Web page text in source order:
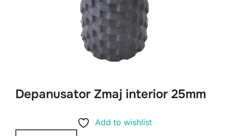
Depanusator Zmaj interior 25mm
Add to wishlist